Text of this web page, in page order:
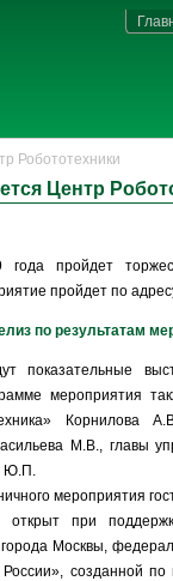
Робототехники
Центр
пройдет
пройдет по
по результатам
показательные
мероприятия
Корнилова
М.В., главы
Ю.П.
мероприятия
открыт при
Москвы,
созданной